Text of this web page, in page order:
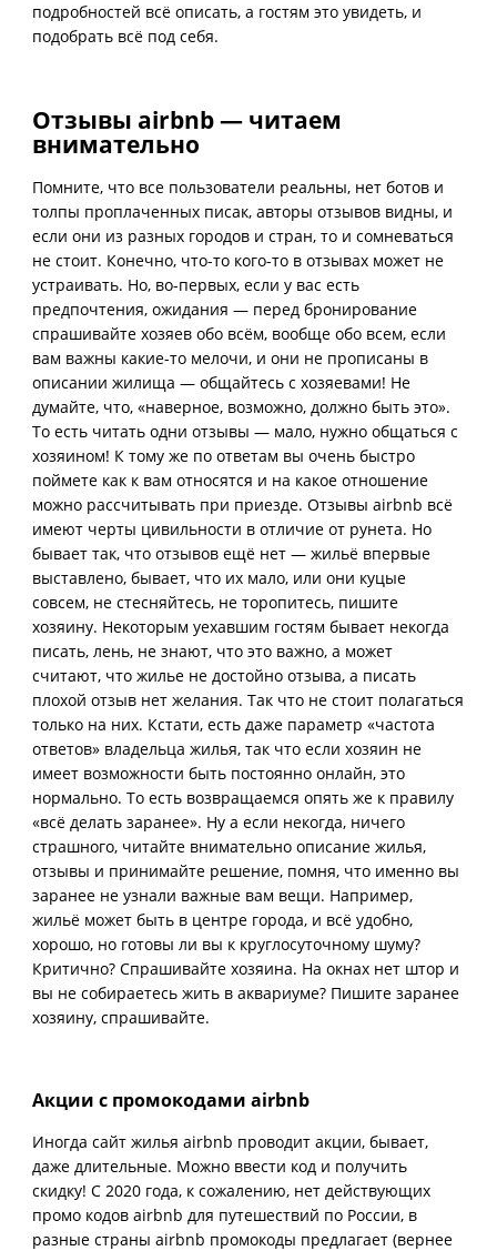
подробностей всё описать, а гостям это увидеть, и
подобрать всё под себя.
Отзывы airbnb — читаем
внимательно
Помните, что все пользователи реальны, нет ботов и
толпы проплаченных писак, авторы отзывов видны, и
если они из разных городов и стран, то и сомневаться
не стоит. Конечно, что-то кого-то в отзывах может не
устраивать. Но, во-первых, если у вас есть
предпочтения, ожидания — перед бронирование
спрашивайте хозяев обо всём, вообще обо всем, если
вам важны какие-то мелочи, и они не прописаны в
описании жилища — общайтесь с хозяевами! Не
думайте, что, «наверное, возможно, должно быть это».
То есть читать одни отзывы — мало, нужно общаться с
хозяином! К тому же по ответам вы очень быстро
поймете как к вам относятся и на какое отношение
можно рассчитывать при приезде. Отзывы airbnb всё
имеют черты цивильности в отличие от рунета. Но
бывает так, что отзывов ещё нет — жильё впервые
выставлено, бывает, что их мало, или они куцые
совсем, не стесняйтесь, не торопитесь, пишите
хозяину. Некоторым уехавшим гостям бывает некогда
писать, лень, не знают, что это важно, а может
считают, что жилье не достойно отзыва, а писать
плохой отзыв нет желания. Так что не стоит полагаться
только на них. Кстати, есть даже параметр «частота
ответов» владельца жилья, так что если хозяин не
имеет возможности быть постоянно онлайн, это
нормально. То есть возвращаемся опять же к правилу
«всё делать заранее». Ну а если некогда, ничего
страшного, читайте внимательно описание жилья,
отзывы и принимайте решение, помня, что именно вы
заранее не узнали важные вам вещи. Например,
жильё может быть в центре города, и всё удобно,
хорошо, но готовы ли вы к круглосуточному шуму?
Критично? Спрашивайте хозяина. На окнах нет штор и
вы не собираетесь жить в аквариуме? Пишите заранее
хозяину, спрашивайте.
Акции с промокодами airbnb
Иногда сайт жилья airbnb проводит акции, бывает,
даже длительные. Можно ввести код и получить
скидку! С 2020 года, к сожалению, нет действующих
промо кодов airbnb для путешествий по России, в
разные страны airbnb промокоды предлагает (вернее